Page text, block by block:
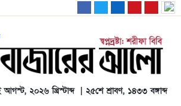
আগস্ট, ২০২৬ খ্রিস্টাব্দ | ২৫শে শ্রাবণ, ১৪৩৩ বঙ্গাব্দ